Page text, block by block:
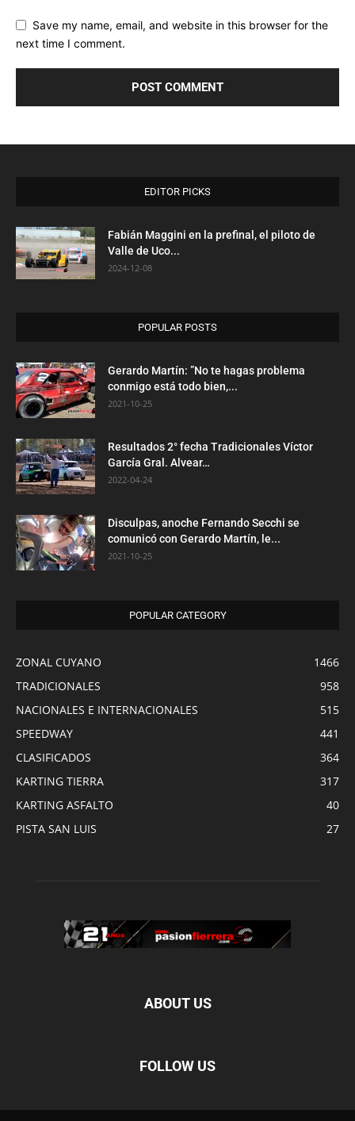
Save my name, email, and website in this browser for the
next time I comment.
EDITOR PICKS
Fabián Maggini en la prefinal, el piloto de
Valle de Uco...
2024-12-08
POPULAR POSTS
Gerardo Martín: ”No te hagas problema
conmigo está todo bien,...
2021-10-25
Resultados 2° fecha Tradicionales Víctor
García Gral. Alvear…
2022-04-24
Disculpas, anoche Fernando Secchi se
comunicó con Gerardo Martín, le...
2021-10-25
POPULAR CATEGORY
ZONAL CUYANO
1466
TRADICIONALES
958
NACIONALES E INTERNACIONALES
515
SPEEDWAY
441
CLASIFICADOS
364
KARTING TIERRA
317
KARTING ASFALTO
40
PISTA SAN LUIS
27
ABOUT US
FOLLOW US